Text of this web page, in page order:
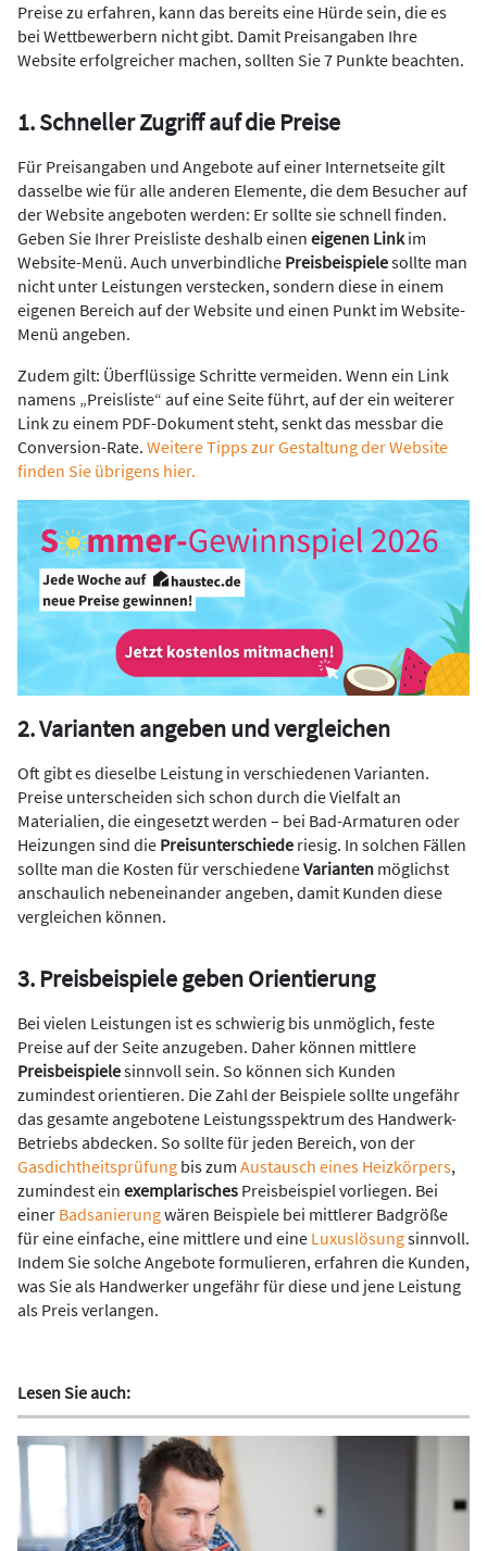
Preise zu erfahren, kann das bereits eine Hürde sein, die es
bei Wettbewerbern nicht gibt. Damit Preisangaben Ihre
Website erfolgreicher machen, sollten Sie 7 Punkte beachten.
1. Schneller Zugriff auf die Preise
Für Preisangaben und Angebote auf einer Internetseite gilt
dasselbe wie für alle anderen Elemente, die dem Besucher auf
der Website angeboten werden: Er sollte sie schnell finden.
Geben Sie Ihrer Preisliste deshalb einen eigenen Linkim
Website-Menü. Auch unverbindliche Preisbeispielesollte man
nicht unter Leistungen verstecken, sondern diese in einem
eigenen Bereich auf der Website und einen Punkt im Website-
Menü angeben.
Zudem gilt: Überflüssige Schritte vermeiden. Wenn ein Link
namens „Preisliste“ auf eine Seite führt, auf der ein weiterer
Link zu einem PDF-Dokument steht, senkt das messbar die
Conversion-Rate. Weitere Tipps zur Gestaltung der Website
finden Sie übrigens hier.
2. Varianten angeben und vergleichen
Oft gibt es dieselbe Leistung in verschiedenen Varianten.
Preise unterscheiden sich schon durch die Vielfalt an
Materialien, die eingesetzt werden – bei Bad-Armaturen oder
Heizungen sind die Preisunterschiede riesig. In solchen Fällen
sollte man die Kosten für verschiedeneVarianten möglichst
anschaulich nebeneinander angeben, damit Kunden diese
vergleichen können.
3. Preisbeispiele geben Orientierung
Bei vielen Leistungen ist es schwierig bis unmöglich, feste
Preise auf der Seite anzugeben. Daher können mittlere
Preisbeispielesinnvoll sein. So können sich Kunden
zumindest orientieren. Die Zahl der Beispiele sollte ungefähr
das gesamte angebotene Leistungsspektrum des Handwerk-
Betriebs abdecken. So sollte für jeden Bereich, von der
Gasdichtheitsprüfung bis zum Austausch eines Heizkörpers,
zumindest ein exemplarisches Preisbeispiel vorliegen. Bei
einer Badsanierungwären Beispiele bei mittlerer Badgröße
für eine einfache, eine mittlere und eine Luxuslösungsinnvoll.
Indem Sie solche Angebote formulieren, erfahren die Kunden,
was Sie als Handwerker ungefähr für diese und jene Leistung
als Preis verlangen.
Lesen Sie auch: